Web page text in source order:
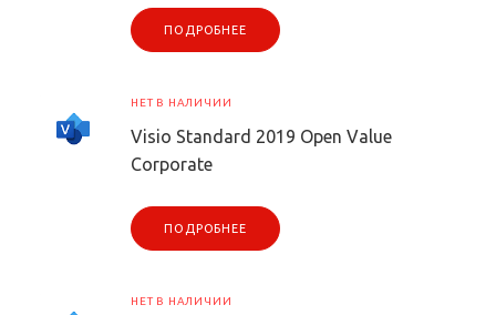
ПОДРОБНЕЕ
НЕТ В НАЛИЧИИ
Visio Standard 2019 Open Value
Corporate
ПОДРОБНЕЕ
НЕТ В НАЛИЧИИ